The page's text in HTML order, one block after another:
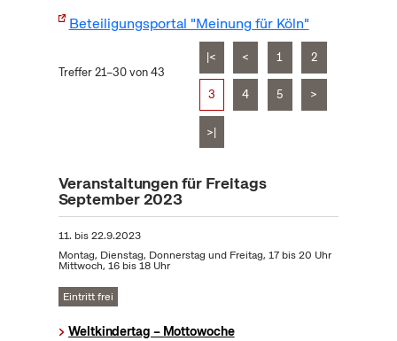
Beteiligungsportal "Meinung für Köln"
Treffer 21–30 von 43
|< < 1 2
3 4 5 >
>|
Veranstaltungen für Freitags
September 2023
11. bis22.9.2023
Montag, Dienstag, Donnerstag und Freitag, 17 bis 20 Uhr
Mittwoch, 16 bis 18 Uhr
Eintritt frei
Weltkindertag – Mottowoche